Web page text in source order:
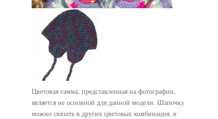
Цветовая гамма, представленная на фотографии,
является не основной для данной модели. Шапочку
можно связать в других цветовых комбинация, в